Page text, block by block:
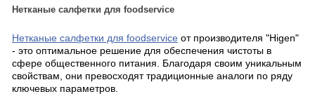
Нетканые салфетки для foodservice
Нетканые салфетки для foodservice от производителя "Higen"
- это оптимальное решение для обеспечения чистоты в
сфере общественного питания. Благодаря своим уникальным
свойствам, они превосходят традиционные аналоги по ряду
ключевых параметров.